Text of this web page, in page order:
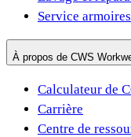
Service armoires
À propos de CWS
Calculateur de
Carrière
Centre de